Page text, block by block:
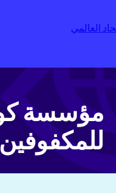
مؤسسة
للمكفوفين